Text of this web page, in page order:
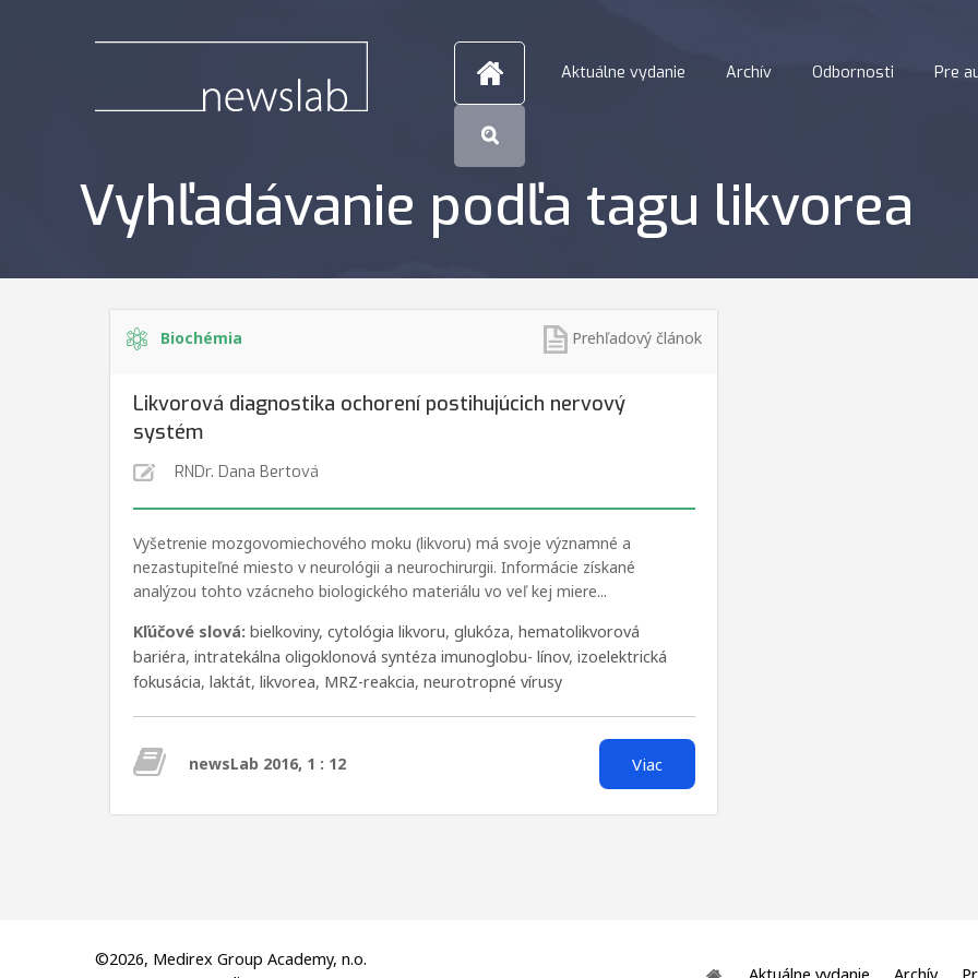
Aktuálne vydanie Archív Odbornosti Pre
Vyhľadávanie podľa tagu likvorea
Biochémia Prehľadový článok
Likvorová diagnostika ochorení postihujúcich nervový
systém
RNDr. Dana Bertová
Vyšetrenie mozgovomiechového moku (likvoru) má svoje významné a
nezastupiteľné miesto v neurológii a neurochirurgii. Informácie získané
analýzou tohto vzácneho biologického materiálu vo veľ kej miere...
Kľúčové slová: bielkoviny, cytológia likvoru, glukóza, hematolikvorová
bariéra, intratekálna oligoklonová syntéza imunoglobu- línov, izoelektrická
fokusácia, laktát, likvorea, MRZ-reakcia, neurotropné vírusy
newsLab 2016, 1 : 12 Viac
©2026, Medirex Group Academy, n.o.